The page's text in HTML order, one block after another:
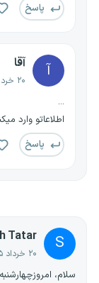
پاسخ
آ آقا
۲۰ خرداد ۱۴۰۵، ۱۲:۲۷
...
اطلاعاتو وارد
پاسخ
S
Tatar
۲۰ خرداد ۱۴۰۵، ۰۸:۱۴
سلام،